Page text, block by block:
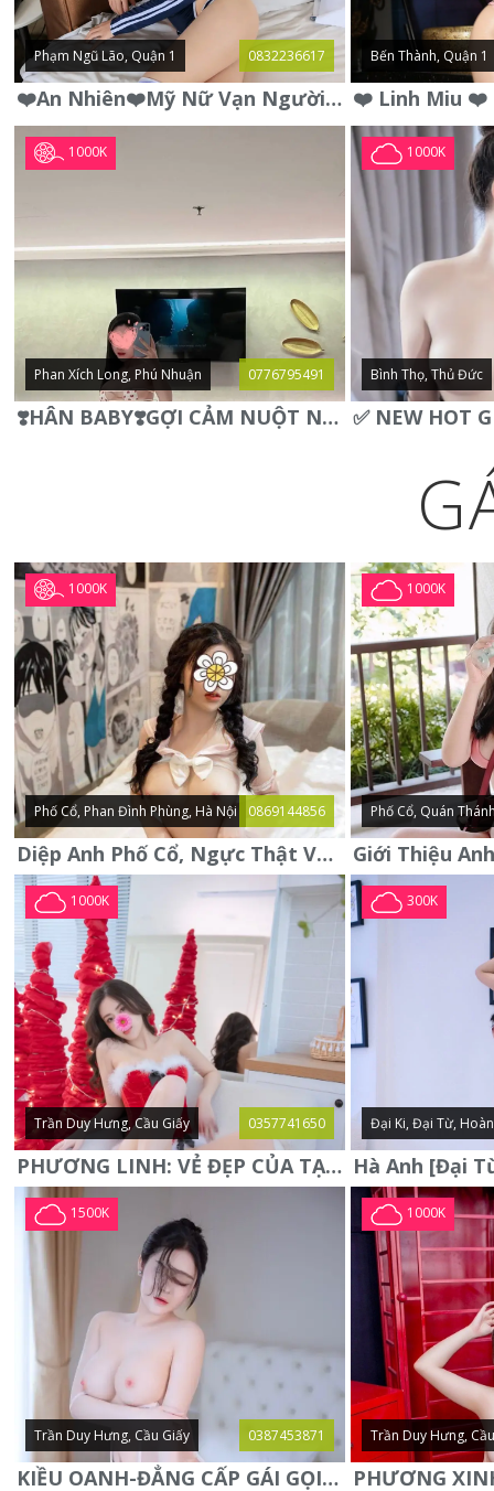
Phạm Ngũ Lão, Quận 1 0832236617
❤️An Nhiên❤️Mỹ Nữ Vạn Người Mê,Da Trắng, Mặt Xynh, Đẹp Từng
Bến Thành, Quận 1
1000K
Phan Xích Long, Phú Nhuận 0776795491
❣️HÂN BABY❣️GỢI CẢM NUỘT NÀ DÁNG SON XINH XINH QUYẾN RŨ
1000K
Bình Thọ, Thủ Đức
1000K
Phố Cổ, Phan Đình Phùng, Hà Nội 0869144856
Diệp Anh Phố Cổ, Ngực Thật Vú To Thơm Tho Quyến Rũ
1000K
Phố Cổ, Quán
1000K
Trần Duy Hưng, Cầu Giấy 0357741650
PHƯƠNG LINH: VẺ ĐẸP CỦA TẠO HÓA, XINH ĐẸP, SEXY, QUYỄN RŨ
300K
Đại Ki, Đại Từ,
1500K
Trần Duy Hưng, Cầu Giấy 0387453871
KIỀU OANH-ĐẲNG CẤP GÁI GỌI XINH SANG-NGOAN NGOÃN
1000K
Trần Duy Hưng,